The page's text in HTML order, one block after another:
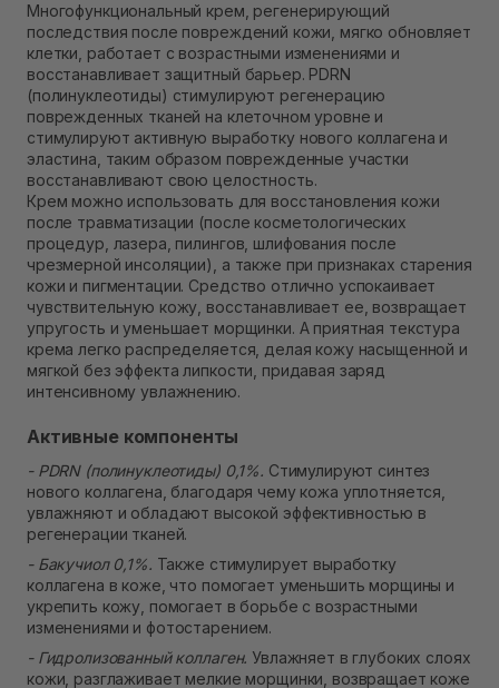
Самовывоз г. Ровно, ул. Кулика и Гудачека 23 (ТЦ
Экватор)
Многофункциональный крем, регенерирующий
последствия после повреждений кожи, мягко обновляет
клетки, работает с возрастными изменениями и
восстанавливает защитный барьер. PDRN
(полинуклеотиды) стимулируют регенерацию
поврежденных тканей на клеточном уровне и
стимулируют активную выработку нового коллагена и
эластина, таким образом поврежденные участки
восстанавливают свою целостность.
Крем можно использовать для восстановления кожи
после травматизации (после косметологических
процедур, лазера, пилингов, шлифования после
чрезмерной инсоляции), а также при признаках старения
кожи и пигментации. Средство отлично успокаивает
чувствительную кожу, восстанавливает ее, возвращает
упругость и уменьшает морщинки. А приятная текстура
крема легко распределяется, делая кожу насыщенной и
мягкой без эффекта липкости, придавая заряд
интенсивному увлажнению.
Активные компоненты
- PDRN (полинуклеотиды) 0,1%. Стимулируют синтез
нового коллагена, благодаря чему кожа уплотняется,
увлажняют и обладают высокой эффективностью в
регенерации тканей.
- Бакучиол 0,1%. Также стимулирует выработку
коллагена в коже, что помогает уменьшить морщины и
укрепить кожу, помогает в борьбе с возрастными
изменениями и фотостарением.
- Гидролизованный коллаген. Увлажняет в глубоких слоях
кожи, разглаживает мелкие морщинки, возвращает коже